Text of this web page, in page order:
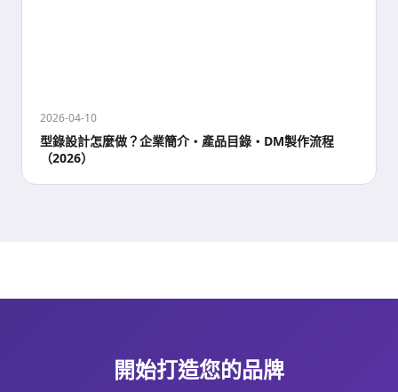
2026-04-10
型錄設計怎麼做？企業簡介・產品目錄・DM製作流程
（2026）
開始打造您的品牌